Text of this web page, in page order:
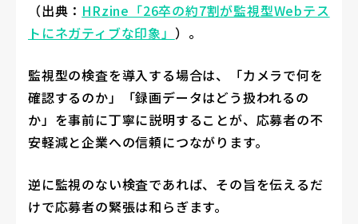
（出典： HRzine「26卒の約7割が監視型Webテス
トにネガティブな印象」 ）。
監視型の検査を導入する場合は、「カメラで何を
確認するのか」「録画データはどう扱われるの
か」を事前に丁寧に説明することが、応募者の不
安軽減と企業への信頼につながります。
逆に監視のない検査であれば、その旨を伝えるだ
けで応募者の緊張は和らぎます。